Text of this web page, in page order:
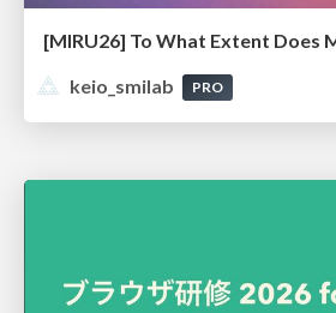
keio_smilab
PRO